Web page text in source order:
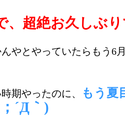
、超絶お久しぶ
やとやっていたらもう6
期やったのに、 もう夏
´Д｀)